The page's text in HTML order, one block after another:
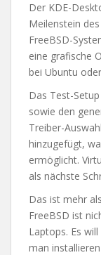
Der KDE-
Meilenstein
FreeBSD-
eine grafische
bei Ubuntu
Das Test-
sowie den
Treiber-
hinzugefügt,
ermöglicht.
als nächste
Das ist mehr
FreeBSD ist
Laptops. Es
man